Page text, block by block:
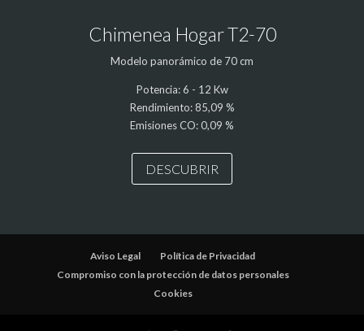
Chimenea Hogar T2-70
Modelo panorámico de 70 cm
Potencia: 6 - 12 Kw
Rendimiento: 85,09 %
Emisiones CO: 0,09 %
DESCUBRIR
Aviso Legal
Política de Privacidad
Compromiso con la protección de datos personales
Cookies